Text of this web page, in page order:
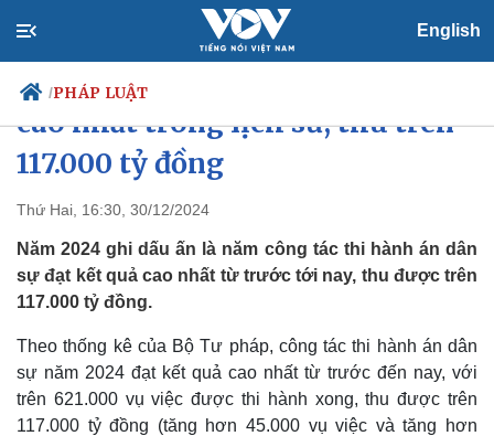
English
/PHÁP LUẬT
Chính trị
Đảng
Tổ chức nhân sự
Quốc hội
Nhận diện sự thật
Tin 24h
Dự báo thời tiết
Giáo dục
Biển đảo
Thi hành án dân sự năm 2024
cao nhất trong lịch sử, thu trên
117.000 tỷ đồng
Thứ Hai, 16:30, 30/12/2024
Năm 2024 ghi dấu ấn là năm công tác thi hành án dân
sự đạt kết quả cao nhất từ trước tới nay, thu được trên
117.000 tỷ đồng.
Theo thống kê của Bộ Tư pháp, công tác thi hành án dân
sự năm 2024 đạt kết quả cao nhất từ trước đến nay, với
trên 621.000 vụ việc được thi hành xong, thu được trên
117.000 tỷ đồng (tăng hơn 45.000 vụ việc và tăng hơn